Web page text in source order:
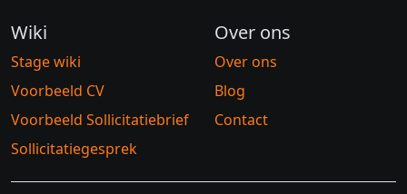
Wiki
Stage wiki
Voorbeeld CV
Voorbeeld Sollicitatiebrief
Sollicitatiegesprek
Over ons
Over ons
Blog
Contact